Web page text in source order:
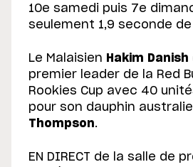
10e samedi puis 7e
seulement 1,9 seconde
Le Malaisien Hakim Danish
premier leader de la Red
Rookies Cup avec 40
pour son dauphin
Thompson.
EN DIRECT de la salle de